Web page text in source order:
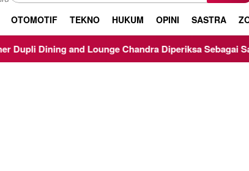
OTOMOTIF TEKNO HUKUM OPINI SASTRA
Chandra Diperiksa Sebagai Saksi Kasus Korupsi